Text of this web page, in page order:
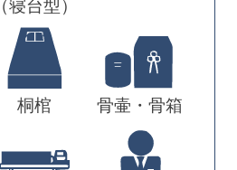
（寝台型）
桐棺 骨壷・骨箱